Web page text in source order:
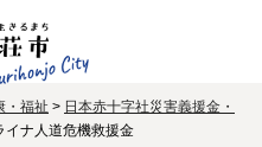
・福祉 > 日本赤十字社災害義援金・
イナ人道危機救援金